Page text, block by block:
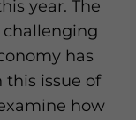
year. The
has
this issue of
how